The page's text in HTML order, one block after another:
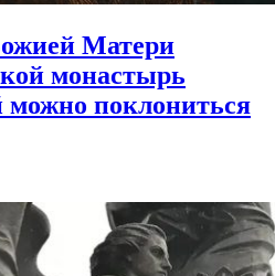
Матери
монастырь
можно поклониться